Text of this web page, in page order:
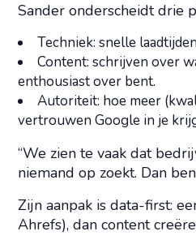
Sander onderscheidt drie
Techniek: snelle
Content: schrijven over
enthousiast over bent.
Autoriteit: hoe meer
vertrouwen Google in je
“We zien te vaak dat
niemand op zoekt. Dan
Zijn aanpak is data-first:
Ahrefs), dan content